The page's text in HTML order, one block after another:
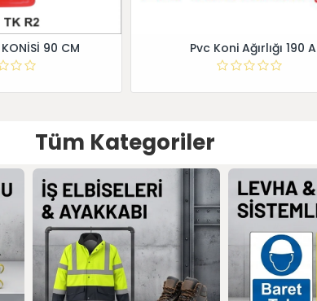
90 CM Pvc Koni Ağırlığı 190 A
Tüm Kategoriler